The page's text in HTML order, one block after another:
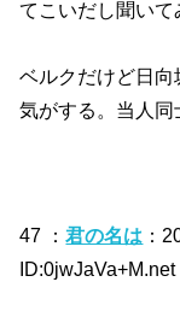
てこいだし聞いて
ベルクだけど日
気がする。当人同
47 ：君の名は ：
ID:0jwJaVa+M.net